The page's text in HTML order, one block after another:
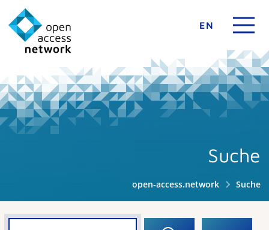
EN
Suche
open-access.network Suche